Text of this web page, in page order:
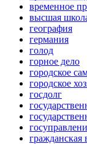
временное
высшая
география
германия
голод
горное дело
городское
городское
госдолг
гражданская